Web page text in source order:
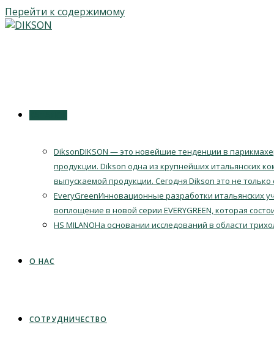
Перейти к содержимому
DiksonDIKSON — это новейшие тенденции в
продукции. Dikson одна из крупнейших итальянских
выпускаемой продукции. Сегодня Dikson это не
EveryGreenИнновационные разработки итальянских
воплощение в новой серии EVERYGREEN, которая
HS MILANOНа основании исследований в области
О НАС
СОТРУДНИЧЕСТВО